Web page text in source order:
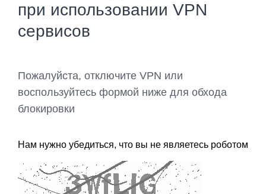
при использовании VPN
сервисов
Пожалуйста, отключите VPN или
воспользуйтесь формой ниже для обхода
блокировки
Нам нужно убедиться, что вы не являетесь роботом